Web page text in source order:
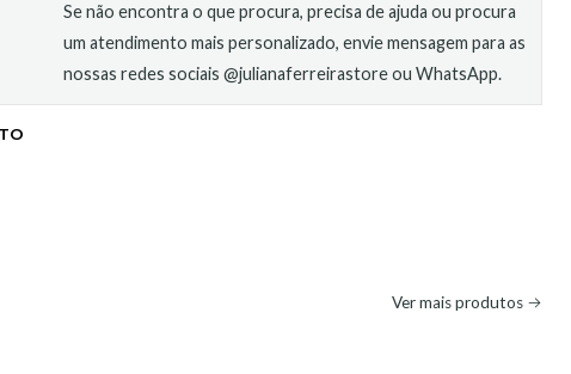
Se não encontra o que procura, precisa de ajuda ou procura
um atendimento mais personalizado, envie mensagem para as
nossas redes sociais @julianaferreirastore ou WhatsApp.
Ver mais produtos